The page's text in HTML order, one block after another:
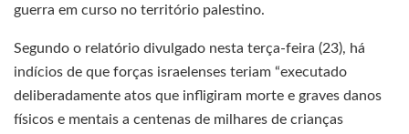
guerra em curso no território palestino.
Segundo o relatório divulgado nesta terça-feira (23), há
indícios de que forças israelenses teriam “executado
deliberadamente atos que infligiram morte e graves danos
físicos e mentais a centenas de milhares de crianças